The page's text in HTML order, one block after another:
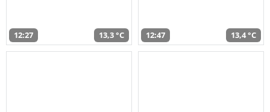
12:27 13,3 °C 12:47 13,4 °C